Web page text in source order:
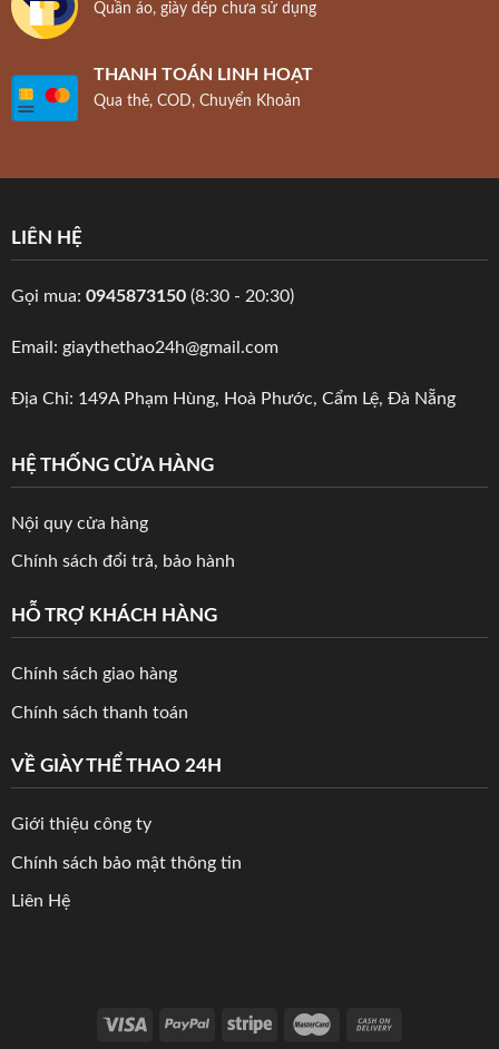
Quần áo, giày dép chưa sử dụng
THANH TOÁN LINH HOẠT
Qua thẻ, COD, Chuyển Khoản
LIÊN HỆ
Gọi mua: 0945873150(8:30 - 20:30)
Email: giaythethao24h@gmail.com
Địa Chỉ: 149A Phạm Hùng, Hoà Phước, Cẩm Lệ, Đà Nẵng
HỆ THỐNG CỬA HÀNG
Nội quy cửa hàng
Chính sách đổi trả, bảo hành
HỖ TRỢ KHÁCH HÀNG
Chính sách giao hàng
Chính sách thanh toán
VỀ GIÀY THỂ THAO 24H
Giới thiệu công ty
Chính sách bảo mật thông tin
Liên Hệ